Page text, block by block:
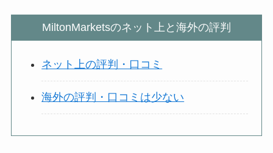
MiltonMarketsのネット上と海外の評判
ネット上の評判・口コミ
海外の評判・口コミは少ない